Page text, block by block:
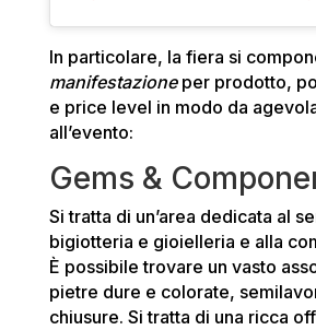
In particolare, la fiera si
manifestazioneper prodotto,
e price level in modo da
all’evento:
Gems &
Si tratta di un’area dedicata al
bigiotteria e gioielleria e alla
È possibile trovare un vasto
pietre dure e colorate,
chiusure. Si tratta di una ricca